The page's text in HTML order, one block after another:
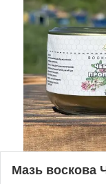
Мазь воскова